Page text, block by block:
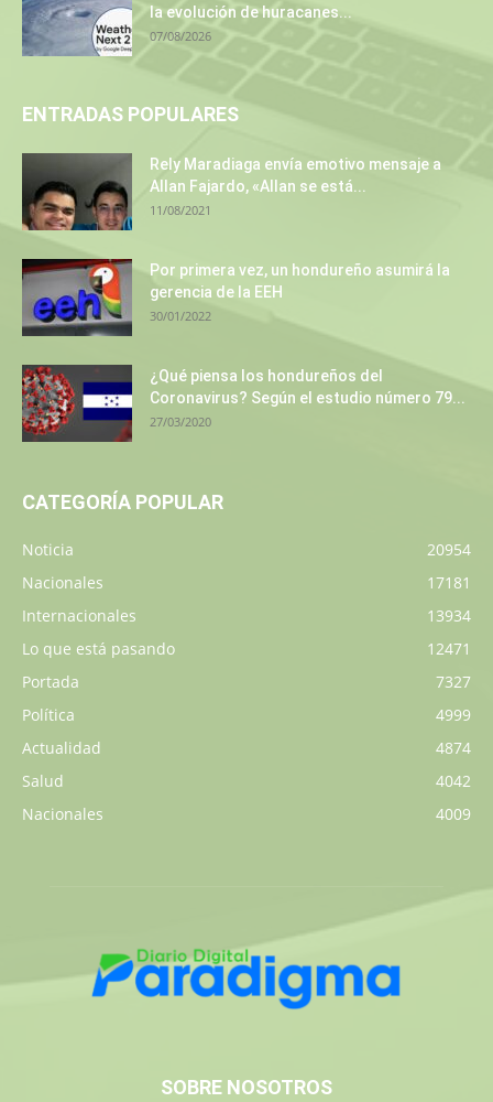
la evolución de huracanes...
07/08/2026
ENTRADAS POPULARES
Rely Maradiaga envía emotivo mensaje a
Allan Fajardo, «Allan se está...
11/08/2021
Por primera vez, un hondureño asumirá la
gerencia de la EEH
30/01/2022
¿Qué piensa los hondureños del
Coronavirus? Según el estudio número 79...
27/03/2020
CATEGORÍA POPULAR
Noticia
20954
Nacionales
17181
Internacionales
13934
Lo que está pasando
12471
Portada
7327
Política
4999
Actualidad
4874
Salud
4042
Nacionales
4009
SOBRE NOSOTROS